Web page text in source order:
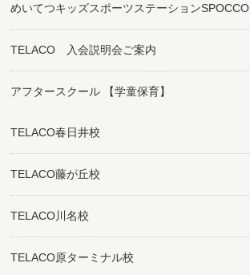
めいてつキッズスポーツステーションSPOCCO
TELACO 入会説明会ご案内
アフタースクール 【学童保育】
TELACO春日井校
TELACO藤が丘校
TELACO川名校
TELACO原ターミナル校